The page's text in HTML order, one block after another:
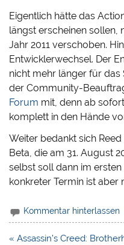
Eigentlich hätte das
längst erscheinen sollen,
Jahr 2011 verschoben.
Entwicklerwechsel. Der
nicht mehr länger für das
der Community-
Forum mit, denn ab
komplett in den Hände
Weiter bedankt sich
Beta, die am 31. August
selbst soll dann im ersten
konkreter Termin ist aber
Kommentar hinterlassen
Beitragsnavigation
« Assassin’s Creed: